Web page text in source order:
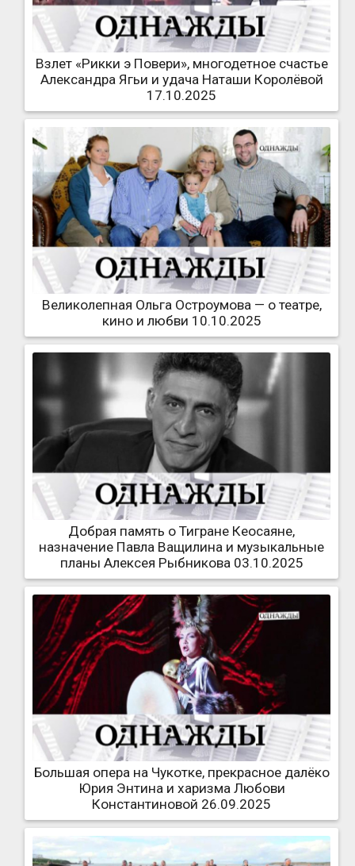
Взлет «Рикки э Повери», многодетное счастье
Александра Ягьи и удача Наташи Королёвой
17.10.2025
Великолепная Ольга Остроумова — о театре,
кино и любви 10.10.2025
Добрая память о Тигране Кеосаяне,
назначение Павла Ващилина и музыкальные
планы Алексея Рыбникова 03.10.2025
Большая опера на Чукотке, прекрасное далёко
Юрия Энтина и харизма Любови
Константиновой 26.09.2025